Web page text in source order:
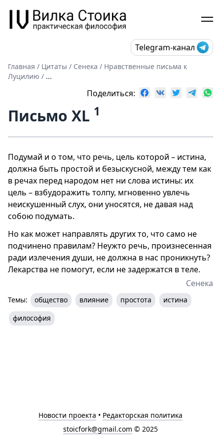
Telegram-канал
Главная / Цитаты / Сенека / Нравственные письма к
Луцилию / ...
Поделиться:
Письмо XL 1
Подумай и о том, что речь, цель которой – истина,
должна быть простой и безыскусной, между тем как
в речах перед народом нет ни слова истины: их
цель – взбудоражить толпу, мгновенно увлечь
неискушенный слух, они уносятся, не давая над
собою подумать.
Но как может направлять других то, что само не
подчинено правилам? Неужто речь, произнесенная
ради излечения души, не должна в нас проникнуть?
Лекарства не помогут, если не задержатся в теле.
Сенека
Темы: общество влияние простота
истина
философия
Новости проекта • Редакторская политика
stoicfork@gmail.com © 2025